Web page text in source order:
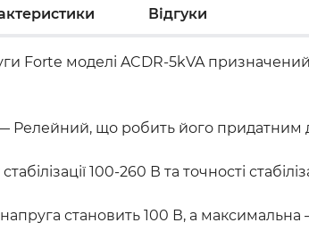
Відгуки
Forte моделі ACDR-5kVA
— Релейний, що робить його
100-260 В та точності
напруга становить 100 В, а